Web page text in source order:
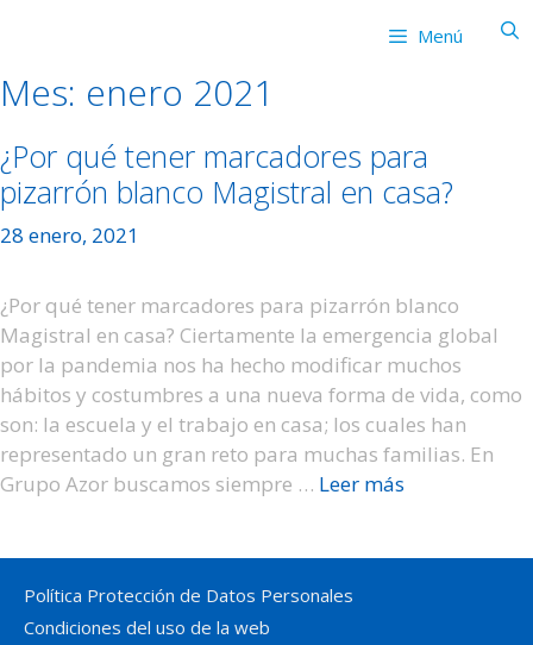
Menú
Mes: enero 2021
¿Por qué tener marcadores para
pizarrón blanco Magistral en casa?
28 enero, 2021
¿Por qué tener marcadores para pizarrón blanco
Magistral en casa? Ciertamente la emergencia global
por la pandemia nos ha hecho modificar muchos
hábitos y costumbres a una nueva forma de vida, como
son: la escuela y el trabajo en casa; los cuales han
representado un gran reto para muchas familias. En
Grupo Azor buscamos siempre … Leer más
Política Protección de Datos Personales
Condiciones del uso de la web